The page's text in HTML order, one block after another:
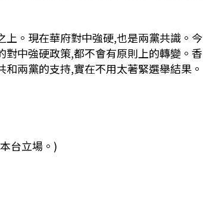
。現在華府對中強硬,也是兩黨共識。今
中強硬政策,都不會有原則上的轉變。香
兩黨的支持,實在不用太著緊選舉結果。
台立場。)